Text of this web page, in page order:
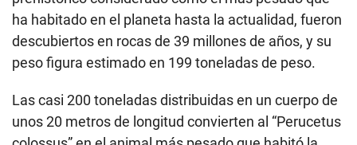
ha habitado en el planeta hasta la actualidad, fueron
descubiertos en rocas de 39 millones de años, y su
peso figura estimado en 199 toneladas de peso.
Las casi 200 toneladas distribuidas en un cuerpo de
unos 20 metros de longitud convierten al “Perucetus